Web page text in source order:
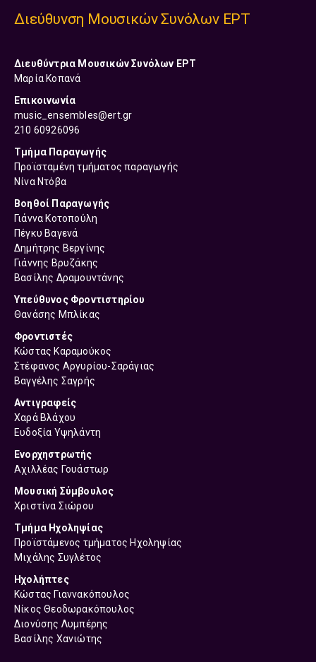
Διεύθυνση Μουσικών Συνόλων ΕΡΤ
Διευθύντρια Μουσικών Συνόλων ΕΡΤ
Μαρία Κοπανά
Επικοινωνία
music_ensembles@ert.gr
210 60926096
Τμήμα Παραγωγής
Προϊσταμένη τμήματος παραγωγής
Νίνα Ντόβα
Βοηθοί Παραγωγής
Γιάννα Κοτοπούλη
Πέγκυ Βαγενά
Δημήτρης Βεργίνης
Γιάννης Βρυζάκης
Βασίλης Δραμουντάνης
Υπεύθυνος Φροντιστηρίου
Θανάσης Μπλίκας
Φροντιστές
Κώστας Καραμούκος
Στέφανος Αργυρίου-Σαράγιας
Βαγγέλης Σαγρής
Αντιγραφείς
Χαρά Βλάχου
Ευδοξία Υψηλάντη
Ενορχηστρωτής
Αχιλλέας Γουάστωρ
Μουσική Σύμβουλος
Χριστίνα Σιώρου
Τμήμα Ηχοληψίας
Προϊστάμενος τμήματος Ηχοληψίας
Μιχάλης Συγλέτος
Ηχολήπτες
Κώστας Γιαννακόπουλος
Νίκος Θεοδωρακόπουλος
Διονύσης Λυμπέρης
Βασίλης Χανιώτης